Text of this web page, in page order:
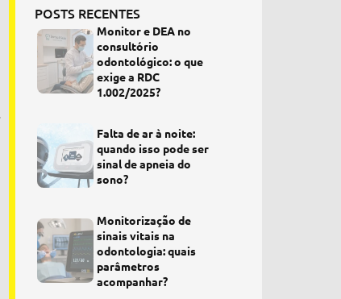
POSTS RECENTES
Monitor e DEA no
consultório
odontológico: o que
exige a RDC
1.002/2025?
Falta de ar à noite:
quando isso pode ser
sinal de apneia do
sono?
Monitorização de
sinais vitais na
odontologia: quais
parâmetros
acompanhar?